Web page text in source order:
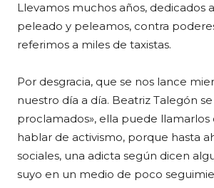
Llevamos muchos años, dedicados
peleado y peleamos, contra
referimos a miles de taxistas.
Por desgracia, que se nos lance
nuestro día a día. Beatriz Talegón
proclamados», ella puede
hablar de activismo, porque hasta
sociales, una adicta según dicen
suyo en un medio de poco